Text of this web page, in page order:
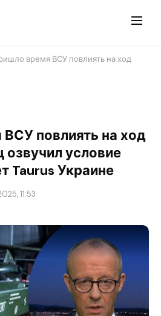
время ВСУ повлиять на ход
повлиять на ход
условие
Taurus Украине
11:53